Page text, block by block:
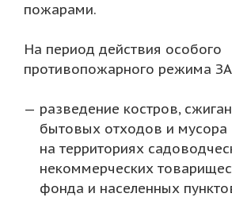
пожарами.
На период действия особого
противопожарного режима
разведение костров,
бытовых отходов и мусора
на территориях
некоммерческих
фонда и населенных